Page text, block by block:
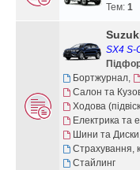
Тем: 1
SX4 S-
Бортжурнал,
Салон та
Ходова
Електрика та
Шини та Диски
Страхування,
Стайлинг